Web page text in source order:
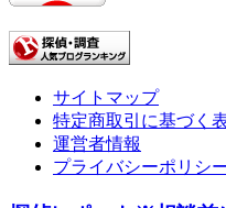
サイトマップ
特定商取引に基づく
運営者情報
プライバシーポリシ